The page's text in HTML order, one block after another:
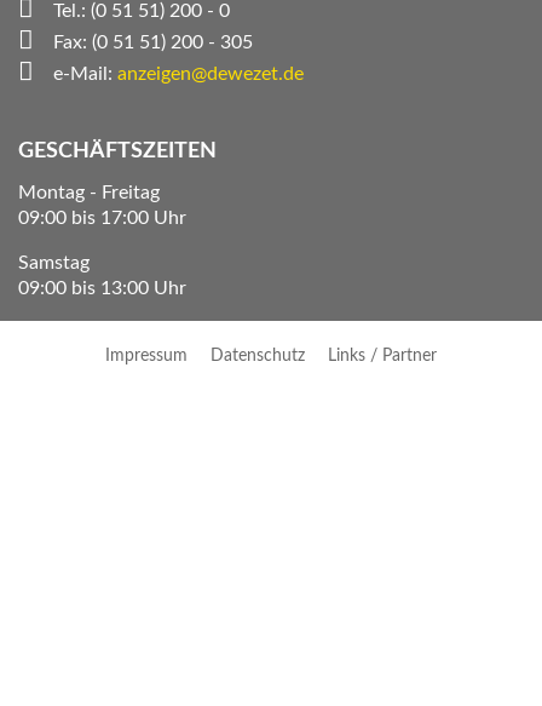
Tel.: (0 51 51) 200 - 0
Fax: (0 51 51) 200 - 305
e-Mail: anzeigen@dewezet.de
GESCHÄFTSZEITEN
Montag - Freitag
09:00 bis 17:00 Uhr
Samstag
09:00 bis 13:00 Uhr
Impressum Datenschutz Links / Partner